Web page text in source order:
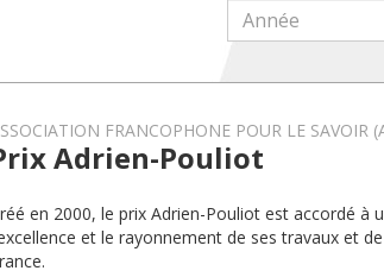
FRANCOPHONE POUR LE SAVOIR
Adrien-Pouliot
en 2000, le prix Adrien-Pouliot est accordé à
et le rayonnement de ses travaux et